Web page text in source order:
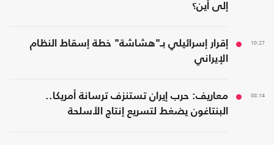
إلى أين؟
10:27
إقرار إسرائيلي بـ"هشاشة" خطة إسقاط النظام
الإيراني
08:14
معاريف: حرب إيران تستنزف ترسانة أمريكا..
البنتاغون يضغط لتسريع إنتاج الأسلحة